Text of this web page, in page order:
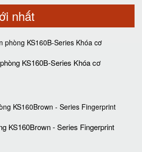
nhất
KS160B-Series Khóa cơ
KS160Brown - Series Fingerprint